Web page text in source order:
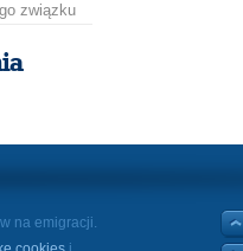
związku
na emigracji.